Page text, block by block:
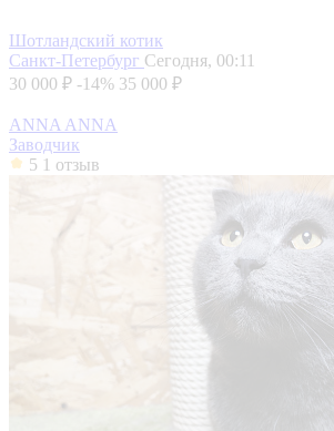
Шотландский котик
Санкт-Петербург Сегодня, 00:11
30 000 ₽ -14% 35 000 ₽
ANNA ANNA
Заводчик
5 1 отзыв